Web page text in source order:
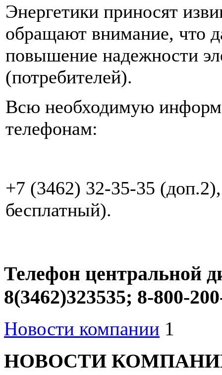
Энергетики приносят
обращают внимание, что
повышение надежности
(потребителей).
Всю необходимую
телефонам:
+7 (3462) 32-35-35
бесплатный).
Телефон центральной
8(3462)323535; 8-800-
Новости компании 1
НОВОСТИ